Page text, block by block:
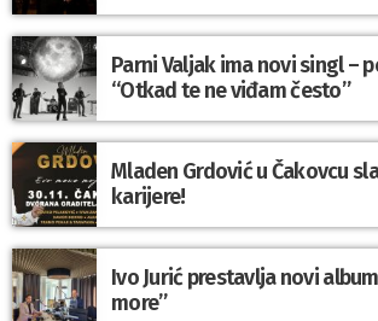
Parni Valjak ima novi singl –
“Otkad te ne viđam često”
Mladen Grdović u Čakovcu
karijere!
Ivo Jurić prestavlja novi
more”